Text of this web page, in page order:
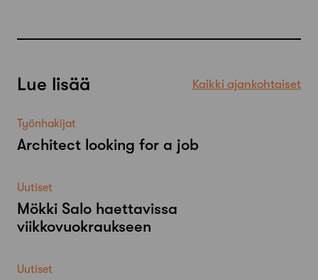
Lue lisää Kaikki ajankohtaiset
Työnhakijat
Architect looking for a job
Uutiset
Mökki Salo haettavissa
viikkovuokraukseen
Uutiset